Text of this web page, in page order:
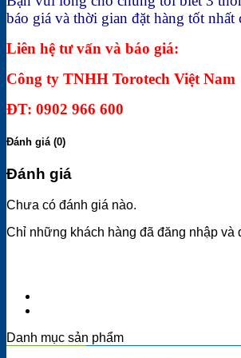
báo giá và thời gian đặt hàng tốt nhất
Liên hệ tư vấn và báo giá:
Công ty TNHH Torotech Việt Nam
ĐT: 0902 966 600
Đánh giá (0)
Đánh giá
Chưa có đánh giá nào.
Chỉ những khách hàng đã đăng nhập và
Danh mục sản phẩm